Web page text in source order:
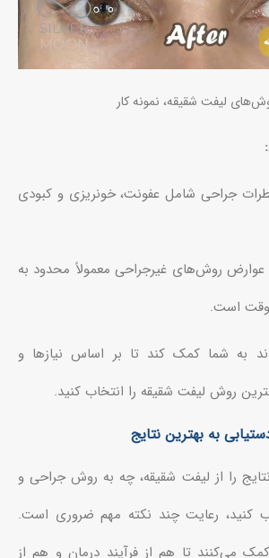
لیفت شقیقه، نمونه کار
جراحی شامل عفونت، خونریزی و کبودی
عوارض روش‌های غیرجراحی معمولاً محدود به
است.
به شما کمک کند تا بر اساس نیازها و
روش لیفت شقیقه را انتخاب کنید.
به بهترین نتایج
را از لیفت شقیقه، چه به روش جراحی و
کنید، رعایت چند نکته مهم ضروری است.
می‌کنند تا هم از فرآیند درمان و هم از